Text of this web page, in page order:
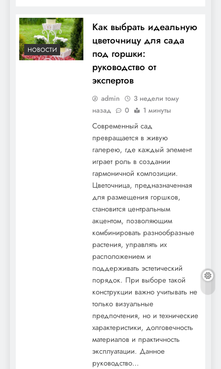
Системы водоочистки: как выбрать
оптимальное решение для дома и офиса
Сарай в уютный гнездышко: как
превратить старый сарай в стильный
НОВОСТИ
Как выбрать идеальную
цветочницу для сада
под горшки:
руководство от
экспертов
admin
3 недели тому
назад
0 1 минуты
Современный сад
превращается в живую
галерею, где каждый элемент
играет роль в создании
гармоничной композиции.
Цветочница, предназначенная
для размещения горшков,
становится центральным
акцентом, позволяющим
комбинировать разнообразные
растения, управлять их
расположением и
поддерживать эстетический
порядок. При выборе такой
конструкции важно учитывать не
только визуальные
предпочтения, но и технические
характеристики, долговечность
материалов и практичность
эксплуатации. Данное
руководство…